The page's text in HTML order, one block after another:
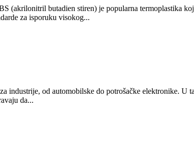
(akrilonitril butadien stiren) je popularna termoplastika
za isporuku visokog...
od automobilske do potrošačke elektronike. U
da...